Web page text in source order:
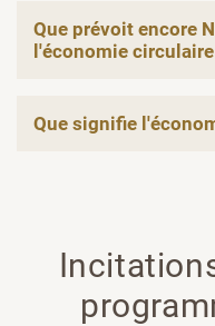
Que prévoit encore
l'économie
Que signifie